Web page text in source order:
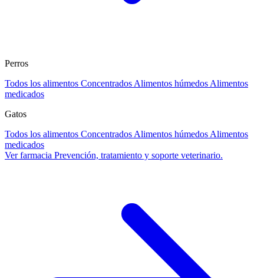
Perros
Todos los alimentos Concentrados Alimentos húmedos Alimentos
medicados
Gatos
Todos los alimentos Concentrados Alimentos húmedos Alimentos
medicados
Ver farmacia Prevención, tratamiento y soporte veterinario.